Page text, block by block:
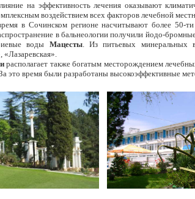
на эффективность лечения оказывают
воздействием всех факторов лечебной
в Сочинском регионе насчитывают более 50-
в бальнеологии получили йодо-
воды Мацесты. Из питьевых минеральных
«Лазаревская».
располагает также богатым месторождением
это время были разработаны высокоэффективные